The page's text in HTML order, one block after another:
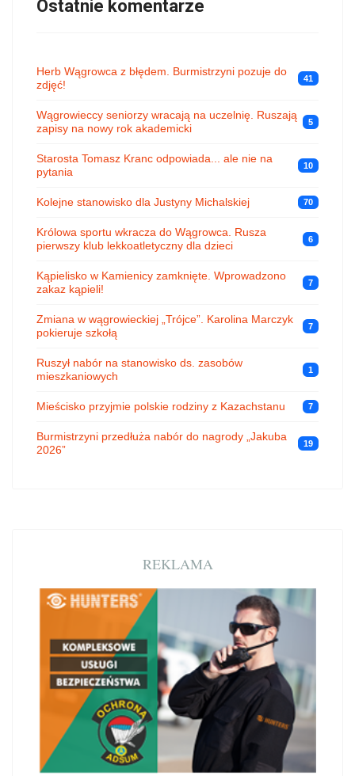
Ostatnie komentarze
Herb Wągrowca z błędem. Burmistrzyni pozuje do
zdjęć!
41
Wągrowieccy seniorzy wracają na uczelnię. Ruszają
zapisy na nowy rok akademicki
5
Starosta Tomasz Kranc odpowiada... ale nie na
pytania
10
Kolejne stanowisko dla Justyny Michalskiej 70
Królowa sportu wkracza do Wągrowca. Rusza
pierwszy klub lekkoatletyczny dla dzieci
6
Kąpielisko w Kamienicy zamknięte. Wprowadzono
zakaz kąpieli!
7
Zmiana w wągrowieckiej „Trójce”. Karolina Marczyk
pokieruje szkołą
7
Ruszył nabór na stanowisko ds. zasobów
mieszkaniowych
1
Mieścisko przyjmie polskie rodziny z Kazachstanu 7
Burmistrzyni przedłuża nabór do nagrody „Jakuba
2026”
19
REKLAMA